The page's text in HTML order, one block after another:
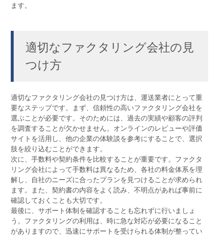
ます。
適切なファクタリング会社の見
つけ方
適切なファクタリング会社の見つけ方は、運送業者にとって重
要なステップです。まず、信頼性の高いファクタリング会社を
選ぶことが必要です。そのためには、過去の実績や顧客の評判
を調査することが欠かせません。オンラインのレビューや評価
サイトを活用し、他の企業の体験談を参考にすることで、選択
肢を絞り込むことができます。
次に、手数料や契約条件を比較することが重要です。ファクタ
リング会社によって手数料は異なるため、各社の料金体系を理
解し、自社のニーズに合ったプランを見つけることが求められ
ます。また、契約書の内容をよく読み、不明点があれば事前に
確認しておくことも大切です。
最後に、サポート体制を確認することも忘れずに行いましょ
う。ファクタリングの利用は、時に急な対応が必要になること
がありますので、迅速にサポートを受けられる体制が整ってい